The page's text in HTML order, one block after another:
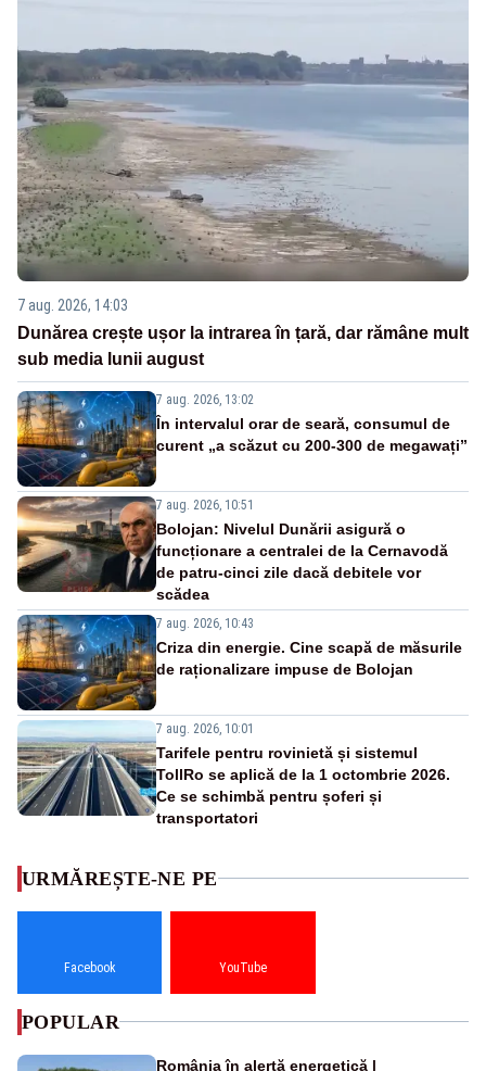
7 aug. 2026, 14:03
Dunărea crește ușor la intrarea în țară, dar rămâne mult
sub media lunii august
7 aug. 2026, 13:02
În intervalul orar de seară, consumul de
curent „a scăzut cu 200-300 de megawați”
7 aug. 2026, 10:51
Bolojan: Nivelul Dunării asigură o
funcționare a centralei de la Cernavodă
de patru-cinci zile dacă debitele vor
scădea
7 aug. 2026, 10:43
Criza din energie. Cine scapă de măsurile
de raționalizare impuse de Bolojan
7 aug. 2026, 10:01
Tarifele pentru rovinietă și sistemul
TollRo se aplică de la 1 octombrie 2026.
Ce se schimbă pentru șoferi și
transportatori
URMĂREȘTE-NE PE
Facebook YouTube
POPULAR
România în alertă energetică |